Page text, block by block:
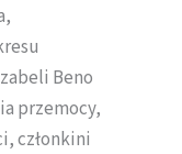
Beno
przemocy,
członkini